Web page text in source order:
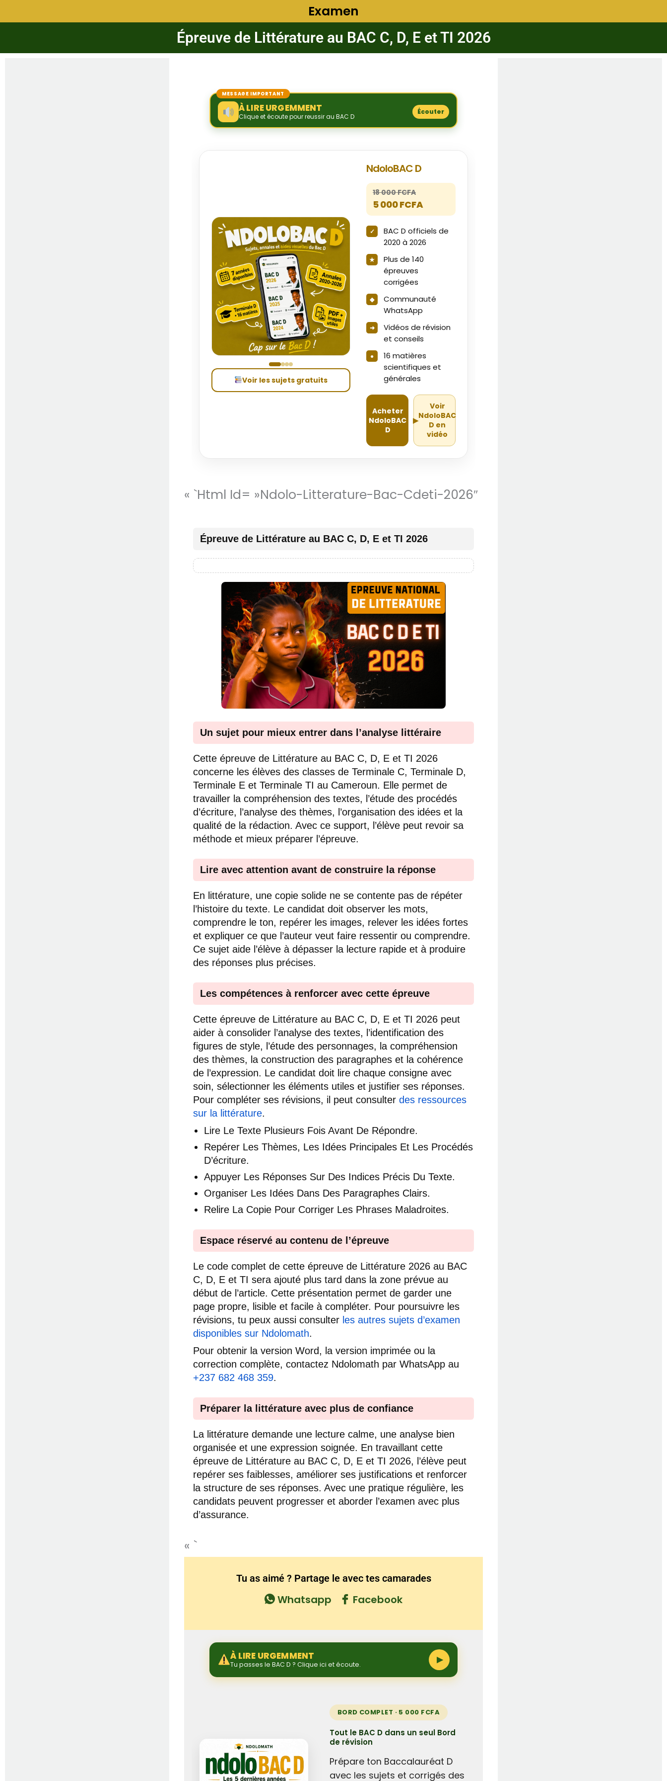
Examen
Épreuve de Littérature au BAC C, D, E et TI 2026
MESSAGE IMPORTANT
À LIRE URGEMMENT
Clique et écoute pour reussir au BAC D
Écouter
Voir les sujets gratuits
NdoloBAC D
18 000 FCFA
5 000 FCFA
BAC D officiels de
2020 à 2026
Plus de 140
épreuves
corrigées
Communauté
WhatsApp
Vidéos de révision
et conseils
16 matières
scientifiques et
générales
Acheter
NdoloBAC
D
▶
Voir
NdoloBAC
D en
vidéo
« `html Id= »ndolo-Litterature-Bac-Cdeti-2026″
Épreuve de Littérature au BAC C, D, E et TI 2026
Un sujet pour mieux entrer dans l’analyse littéraire
Cette épreuve de Littérature au BAC C, D, E et TI 2026
concerne les élèves des classes de Terminale C, Terminale D,
Terminale E et Terminale TI au Cameroun. Elle permet de
travailler la compréhension des textes, l’étude des procédés
d’écriture, l’analyse des thèmes, l’organisation des idées et la
qualité de la rédaction. Avec ce support, l’élève peut revoir sa
méthode et mieux préparer l’épreuve.
Lire avec attention avant de construire la réponse
En littérature, une copie solide ne se contente pas de répéter
l’histoire du texte. Le candidat doit observer les mots,
comprendre le ton, repérer les images, relever les idées fortes
et expliquer ce que l’auteur veut faire ressentir ou comprendre.
Ce sujet aide l’élève à dépasser la lecture rapide et à produire
des réponses plus précises.
Les compétences à renforcer avec cette épreuve
Cette épreuve de Littérature au BAC C, D, E et TI 2026 peut
aider à consolider l’analyse des textes, l’identification des
figures de style, l’étude des personnages, la compréhension
des thèmes, la construction des paragraphes et la cohérence
de l’expression. Le candidat doit lire chaque consigne avec
soin, sélectionner les éléments utiles et justifier ses réponses.
Pour compléter ses révisions, il peut consulter des ressources
sur la littérature.
Lire Le Texte Plusieurs Fois Avant De Répondre.
Repérer Les Thèmes, Les Idées Principales Et Les Procédés
D’écriture.
Appuyer Les Réponses Sur Des Indices Précis Du Texte.
Organiser Les Idées Dans Des Paragraphes Clairs.
Relire La Copie Pour Corriger Les Phrases Maladroites.
Espace réservé au contenu de l’épreuve
Le code complet de cette épreuve de Littérature 2026 au BAC
C, D, E et TI sera ajouté plus tard dans la zone prévue au
début de l’article. Cette présentation permet de garder une
page propre, lisible et facile à compléter. Pour poursuivre les
révisions, tu peux aussi consulter les autres sujets d’examen
disponibles sur Ndolomath.
Pour obtenir la version Word, la version imprimée ou la
correction complète, contactez Ndolomath par WhatsApp au
+237 682 468 359.
Préparer la littérature avec plus de confiance
La littérature demande une lecture calme, une analyse bien
organisée et une expression soignée. En travaillant cette
épreuve de Littérature au BAC C, D, E et TI 2026, l’élève peut
repérer ses faiblesses, améliorer ses justifications et renforcer
la structure de ses réponses. Avec une pratique régulière, les
candidats peuvent progresser et aborder l’examen avec plus
d’assurance.
« `
Tu as aimé ? Partage le avec tes camarades
Whatsapp Facebook
À LIRE URGEMMENT
Tu passes le BAC D ? Clique ici et écoute. ▶
BORD COMPLET · 5 000 FCFA
Tout le BAC D dans un seul Bord
de révision
Prépare ton Baccalauréat D
avec les sujets et corrigés des